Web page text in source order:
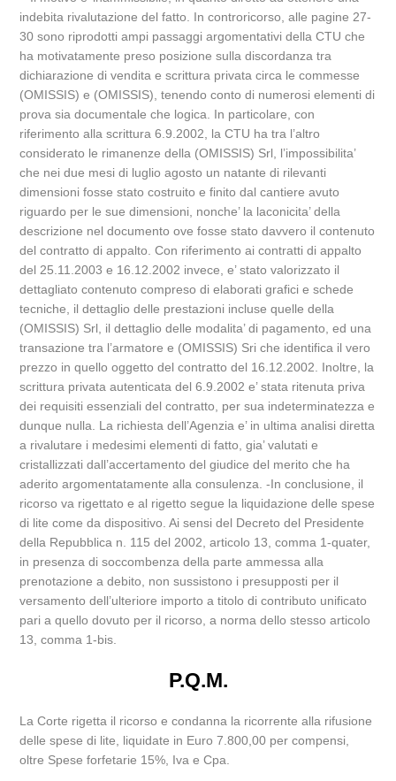
indebita rivalutazione del fatto. In controricorso, alle pagine 27-
30 sono riprodotti ampi passaggi argomentativi della CTU che
ha motivatamente preso posizione sulla discordanza tra
dichiarazione di vendita e scrittura privata circa le commesse
(OMISSIS) e (OMISSIS), tenendo conto di numerosi elementi di
prova sia documentale che logica. In particolare, con
riferimento alla scrittura 6.9.2002, la CTU ha tra l’altro
considerato le rimanenze della (OMISSIS) Srl, l’impossibilita’
che nei due mesi di luglio agosto un natante di rilevanti
dimensioni fosse stato costruito e finito dal cantiere avuto
riguardo per le sue dimensioni, nonche’ la laconicita’ della
descrizione nel documento ove fosse stato davvero il contenuto
del contratto di appalto. Con riferimento ai contratti di appalto
del 25.11.2003 e 16.12.2002 invece, e’ stato valorizzato il
dettagliato contenuto compreso di elaborati grafici e schede
tecniche, il dettaglio delle prestazioni incluse quelle della
(OMISSIS) Srl, il dettaglio delle modalita’ di pagamento, ed una
transazione tra l’armatore e (OMISSIS) Sri che identifica il vero
prezzo in quello oggetto del contratto del 16.12.2002. Inoltre, la
scrittura privata autenticata del 6.9.2002 e’ stata ritenuta priva
dei requisiti essenziali del contratto, per sua indeterminatezza e
dunque nulla. La richiesta dell’Agenzia e’ in ultima analisi diretta
a rivalutare i medesimi elementi di fatto, gia’ valutati e
cristallizzati dall’accertamento del giudice del merito che ha
aderito argomentatamente alla consulenza. -In conclusione, il
ricorso va rigettato e al rigetto segue la liquidazione delle spese
di lite come da dispositivo. Ai sensi del Decreto del Presidente
della Repubblica n. 115 del 2002, articolo 13, comma 1-quater,
in presenza di soccombenza della parte ammessa alla
prenotazione a debito, non sussistono i presupposti per il
versamento dell’ulteriore importo a titolo di contributo unificato
pari a quello dovuto per il ricorso, a norma dello stesso articolo
13, comma 1-bis.
P.Q.M.
La Corte rigetta il ricorso e condanna la ricorrente alla rifusione
delle spese di lite, liquidate in Euro 7.800,00 per compensi,
oltre Spese forfetarie 15%, Iva e Cpa.